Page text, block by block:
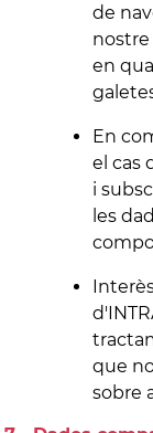
de
en
En
el cas
i
les
que
sobre